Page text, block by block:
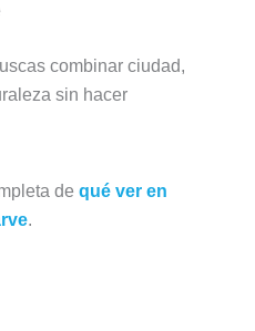
combinar ciudad,
sin hacer
de qué ver en
.